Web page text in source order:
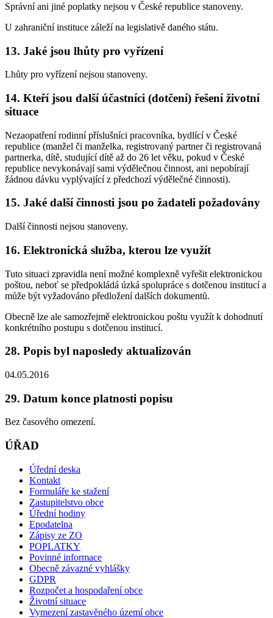
Správní ani jiné poplatky nejsou v České republice stanoveny.
U zahraniční instituce záleží na legislativě daného státu.
13. Jaké jsou lhůty pro vyřízení
Lhůty pro vyřízení nejsou stanoveny.
14. Kteří jsou další účastníci (dotčení) řešení životní
situace
Nezaopatření rodinní příslušníci pracovníka, bydlící v České
republice (manžel či manželka, registrovaný partner či registrovaná
partnerka, dítě, studující dítě až do 26 let věku, pokud v České
republice nevykonávají sami výdělečnou činnost, ani nepobírají
žádnou dávku vyplývající z předchozí výdělečné činnosti).
15. Jaké další činnosti jsou po žadateli požadovány
Další činnosti nejsou stanoveny.
16. Elektronická služba, kterou lze využít
Tuto situaci zpravidla není možné komplexně vyřešit elektronickou
poštou, neboť se předpokládá úzká spolupráce s dotčenou institucí a
může být vyžadováno předložení dalších dokumentů.
Obecně lze ale samozřejmě elektronickou poštu využít k dohodnutí
konkrétního postupu s dotčenou institucí.
28. Popis byl naposledy aktualizován
04.05.2016
29. Datum konce platnosti popisu
Bez časového omezení.
ÚŘAD
Úřední deska
Kontakt
Formuláře ke stažení
Zastupitelstvo obce
Úřední hodiny
Epodatelna
Zápisy ze ZO
POPLATKY
Povinné informace
Obecně závazné vyhlášky
GDPR
Rozpočet a hospodaření obce
Životní situace
Vymezení zastavěného území obce